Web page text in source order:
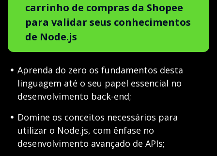
carrinho de compras da Shopee
para validar seus conhecimentos
de Node.js
Aprenda do zero os fundamentos desta
linguagem até o seu papel essencial no
desenvolvimento back-end;
Domine os conceitos necessários para
utilizar o Node.js, com ênfase no
desenvolvimento avançado de APIs;